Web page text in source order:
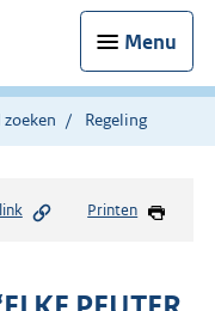
Menu
Regeling
Printen